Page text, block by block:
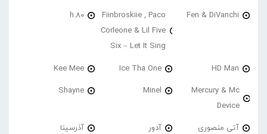
Fen & DiVanchi
Fiinbroskiie , Paco
Corleone & Lil Five
Six – Let It Sing
h.80
HD Man
Ice Tha One
Kee Mee
Mercury & Mc
Device
Minel
Shayne
آتی منصوری آدور آذرسینا